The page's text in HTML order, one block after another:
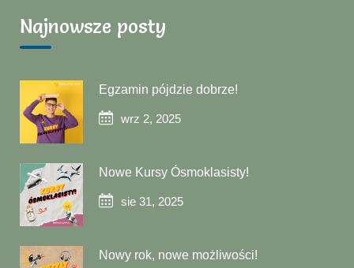
Najnowsze posty
Egzamin pójdzie dobrze!
wrz 2, 2025
Nowe Kursy Ósmoklasisty!
sie 31, 2025
Nowy rok, nowe możliwości!